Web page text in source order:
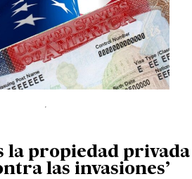
la propiedad privada
las invasiones’